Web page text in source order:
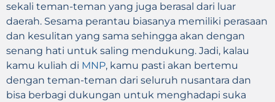
sekali teman-teman yang juga berasal dari luar
daerah. Sesama perantau biasanya memiliki perasaan
dan kesulitan yang sama sehingga akan dengan
senang hati untuk saling mendukung. Jadi, kalau
kamu kuliah di MNP, kamu pasti akan bertemu
dengan teman-teman dari seluruh nusantara dan
bisa berbagi dukungan untuk menghadapi suka